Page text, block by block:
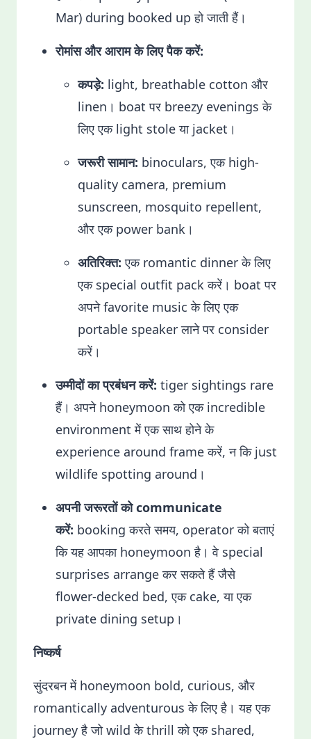
Mar) during booked up हो जाती हैं।
रोमांस और आराम के लिए पैक करें:
कपड़े: light, breathable cotton और
linen। boat पर breezy evenings के
लिए एक light stole या jacket।
जरूरी सामान: binoculars, एक high-
quality camera, premium
sunscreen, mosquito repellent,
और एक power bank।
अतिरिक्त: एक romantic dinner के लिए
एक special outfit pack करें। boat पर
अपने favorite music के लिए एक
portable speaker लाने पर consider
करें।
उम्मीदों का प्रबंधन करें: tiger sightings rare
हैं। अपने honeymoon को एक incredible
environment में एक साथ होने के
experience around frame करें, न कि just
wildlife spotting around।
अपनी जरूरतों को communicate
करें: booking करते समय, operator को बताएं
कि यह आपका honeymoon है। वे special
surprises arrange कर सकते हैं जैसे
flower-decked bed, एक cake, या एक
private dining setup।
निष्कर्ष
सुंदरबन में honeymoon bold, curious, और
romantically adventurous के लिए है। यह एक
journey है जो wild के thrill को एक shared,